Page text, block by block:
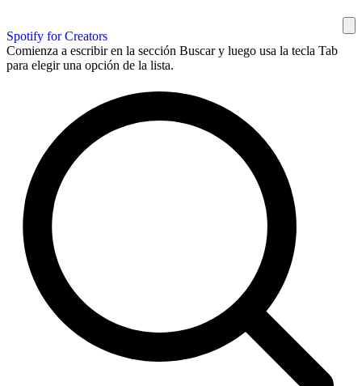
Spotify for Creators
Comienza a escribir en la sección Buscar y luego usa la tecla Tab
para elegir una opción de la lista.